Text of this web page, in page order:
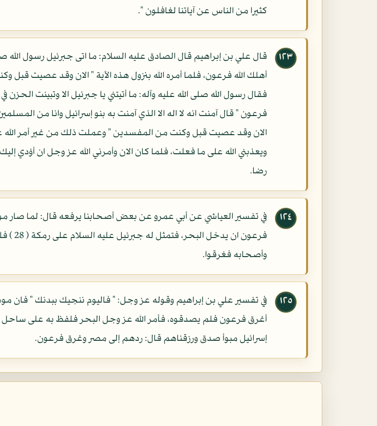
كثيرا من الناس عن آياتنا لغافلون ".
١٢٣
قال علي بن إبراهيم قال الصادق عليه السلام: ما اتى جبرئيل رسول الله
أهلك الله فرعون، فلما أمره الله بنزول هذه الآية " الان وقد عصيت
فقال رسول الله صلى الله عليه وآله: ما أتيتني يا جبرئيل الا وتبينت
الان وقد عصيت قبل وكنت من المفسدين " وعملت ذلك من غير أمر
ويعذبني الله على ما فعلت، فلما كان الان وأمرني الله عز وجل ان أؤدي
رضا.
١٢٤
في تفسير العياشي عن أبي عمرو عن بعض أصحابنا يرفعه قال: لما صار
فرعون
وأصحابه فغرقوا.
١٢٥
في تفسير علي بن إبراهيم وقوله عز وجل: " فاليوم ننجيك ببدنك " فان
أغرق فرعون فلم يصدقوه، فأمر الله عز وجل البحر فلفظ به على ساحل
إسرائيل مبوأ صدق ورزقناهم قال: ردهم إلى مصر وغرق فرعون.